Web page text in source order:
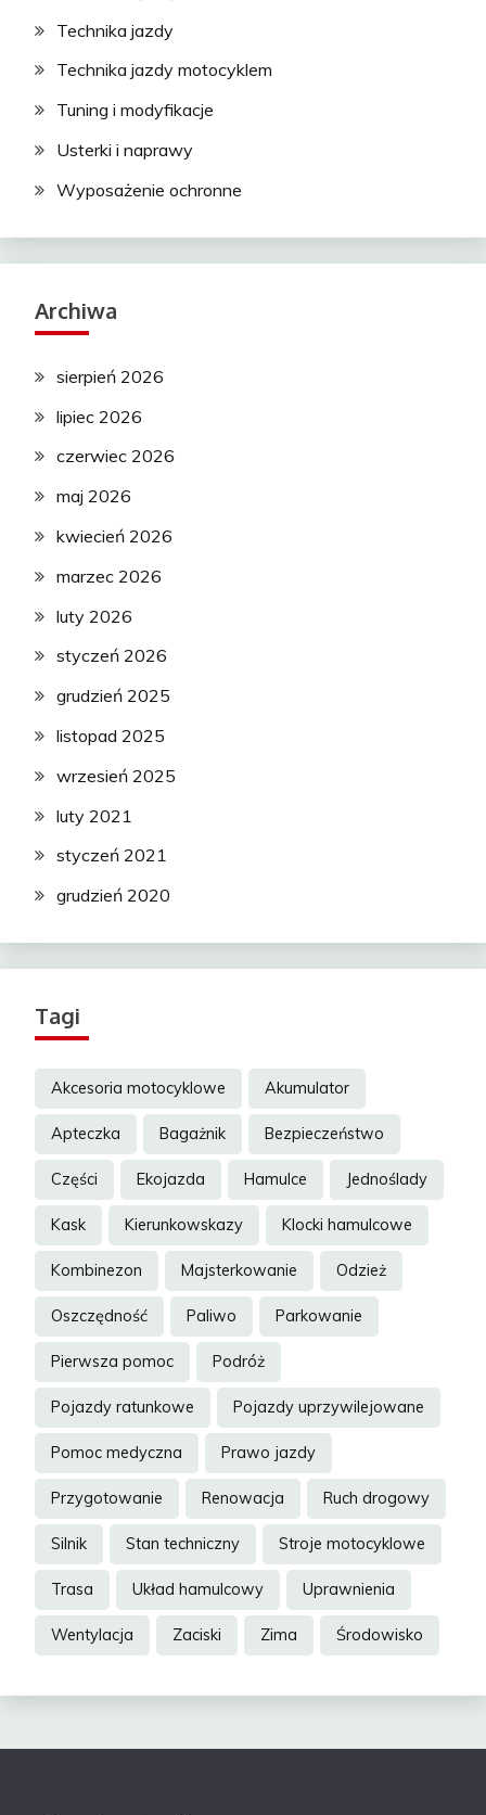
Technika jazdy
Technika jazdy motocyklem
Tuning i modyfikacje
Usterki i naprawy
Wyposażenie ochronne
Archiwa
sierpień 2026
lipiec 2026
czerwiec 2026
maj 2026
kwiecień 2026
marzec 2026
luty 2026
styczeń 2026
grudzień 2025
listopad 2025
wrzesień 2025
luty 2021
styczeń 2021
grudzień 2020
Tagi
Akcesoria motocyklowe Akumulator
Apteczka Bagażnik Bezpieczeństwo
Części Ekojazda Hamulce Jednoślady
Kask Kierunkowskazy Klocki hamulcowe
Kombinezon Majsterkowanie Odzież
Oszczędność Paliwo Parkowanie
Pierwsza pomoc Podróż
Pojazdy ratunkowe Pojazdy uprzywilejowane
Pomoc medyczna Prawo jazdy
Przygotowanie Renowacja Ruch drogowy
Silnik Stan techniczny Stroje motocyklowe
Trasa Układ hamulcowy Uprawnienia
Wentylacja Zaciski Zima Środowisko